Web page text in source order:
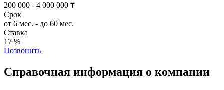
200 000 - 4 000 000 ₸
Срок
от 6 мес. - до 60 мес.
Ставка
17 %
Позвонить
Справочная информация о компании